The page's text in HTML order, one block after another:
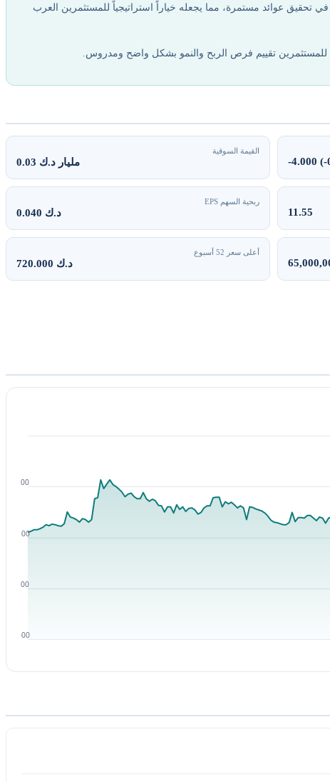
تحقيق عوائد مستمرة، مما يجعله خياراً استراتيجياً للمستثمرين العرب
للمستثمرين تقييم فرص الربح والنمو بشكل واضح ومدروس.
-4.000
القيمة السوقية
0.03 مليار د.ك
11.55
ربحية السهم EPS
0.040 د.ك
أعلى سعر 52 أسبوع
720.000 د.ك
400
500
600
700